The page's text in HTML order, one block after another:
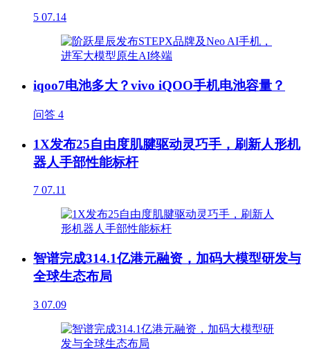
5 07.14
iqoo7电池多大？vivo iQOO手机电池容量？
问答 4
1X发布25自由度肌腱驱动灵巧手，刷新人形机
器人手部性能标杆
7 07.11
智谱完成314.1亿港元融资，加码大模型研发与
全球生态布局
3 07.09